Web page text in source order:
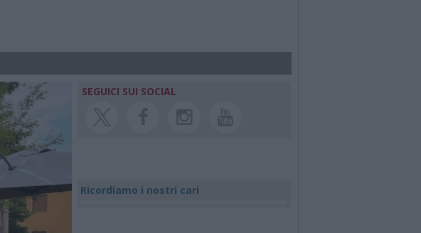
SEGUICI SUI SOCIAL
Ricordiamo i nostri cari